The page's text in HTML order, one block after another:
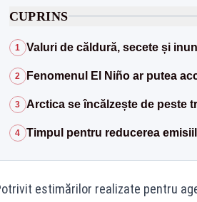
CUPRINS
1 Valuri de căldură, secete și
2 Fenomenul El Niño ar putea
3 Arctica se încălzește de peste
4 Timpul pentru reducerea
estimărilor realizate pentru